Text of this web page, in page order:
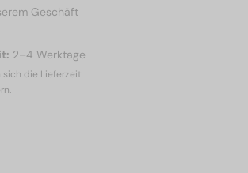
Geschäft
2–4 Werktage
sich die Lieferzeit